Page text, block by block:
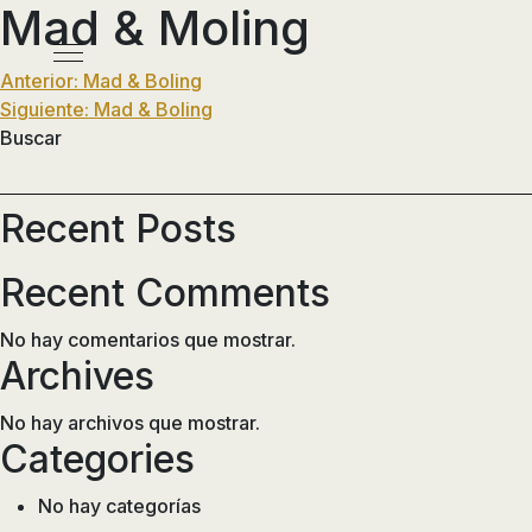
Pasar
al
contenido
Menú
principal
Mad & Moling
Navegación
de
Anterior: Mad & Boling
Siguiente: Mad & Boling
Buscar
Recent Posts
Recent Comments
No hay comentarios que mostrar.
Archives
No hay archivos que mostrar.
Categories
No hay categorías